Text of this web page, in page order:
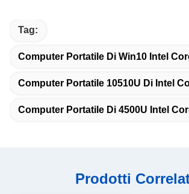
Tag:
Computer Portatile Di Win10 Intel
Computer Portatile 10510U Di Intel
Computer Portatile Di 4500U Intel
Prodotti